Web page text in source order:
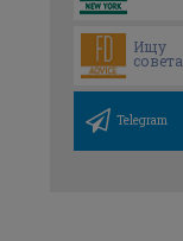
Ищу
совета
Telegram